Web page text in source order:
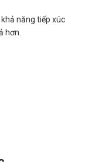
năng tiếp xúc
hơn.